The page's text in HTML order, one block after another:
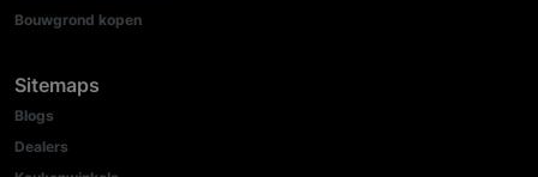
Bouwgrond kopen
Sitemaps
Blogs
Dealers